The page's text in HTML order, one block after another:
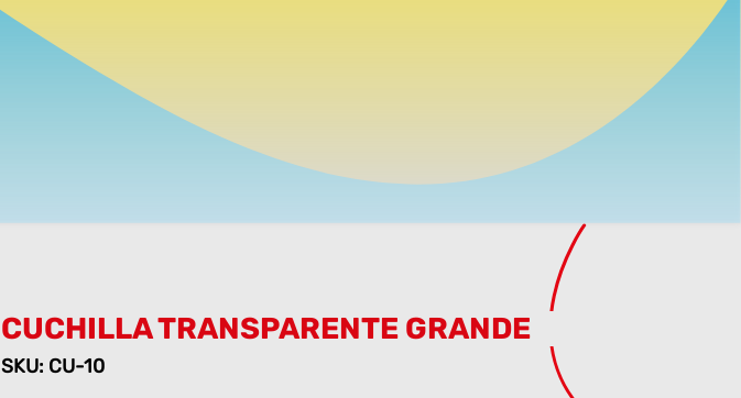
CUCHILLA TRANSPARENTE GRANDE
SKU: CU-10